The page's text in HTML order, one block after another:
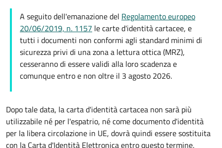
A seguito dell'emanazione del Regolamento europeo
20/06/2019, n. 1157 le carte d'identità cartacee, e
tutti i documenti non conformi agli standard minimi di
sicurezza privi di una zona a lettura ottica (MRZ),
cesseranno di essere validi alla loro scadenza e
comunque entro e non oltre il 3 agosto 2026.
Dopo tale data, la carta d'identità cartacea non sarà più
utilizzabile né per l'espatrio, né come documento d'identità
per la libera circolazione in UE, dovrà quindi essere sostituita
con la Carta d'Identità Elettronica entro questo termine.